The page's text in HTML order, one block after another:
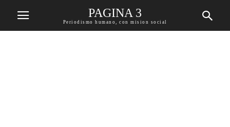
PAGINA 3
Periodismo humano, con mision social